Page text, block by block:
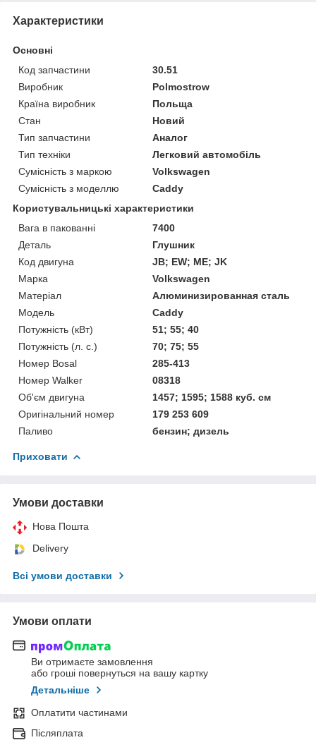
Характеристики
Основні
Код запчастини
30.51
Виробник
Polmostrow
Країна виробник
Польща
Стан
Новий
Тип запчастини
Аналог
Тип техніки
Легковий автомобіль
Сумісність з маркою
Volkswagen
Сумісність з моделлю
Caddy
Користувальницькі характеристики
Вага в пакованні
7400
Деталь
Глушник
Код двигуна
JB; EW; ME; JK
Марка
Volkswagen
Матеріал
Алюминизированная сталь
Мoдель
Caddy
Потужність (кВт)
51; 55; 40
Потужність (л. с.)
70; 75; 55
Номер Bosal
285-413
Номер Walker
08318
Об'єм двигуна
1457; 1595; 1588 куб. см
Оригінальний номер
179 253 609
Паливо
бензин; дизель
Приховати
Умови доставки
Нова Пошта
Delivery
Всі умови доставки
Умови оплати
Ви отримаєте замовлення
або гроші повернуться на вашу картку
Детальніше
Оплатити частинами
Післяплата